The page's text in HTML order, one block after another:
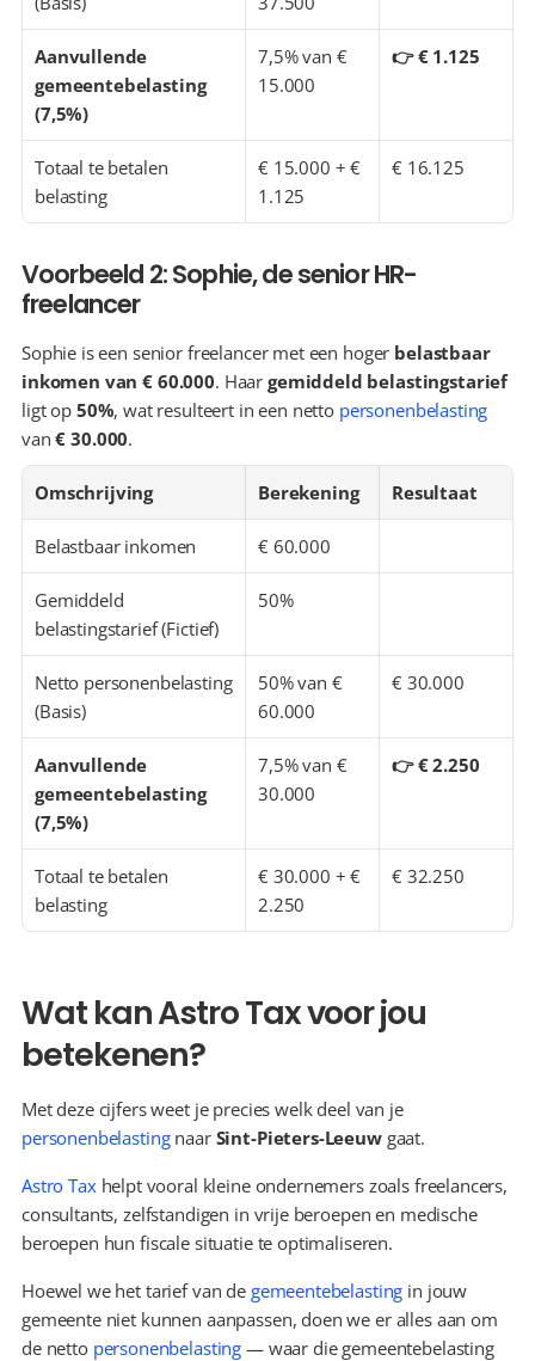
Aanvullende
gemeentebelasting
(7,5%)
7,5% van €
15.000
👉 € 1.125
Totaal te betalen
belasting
€ 15.000 + €
1.125
€ 16.125
Voorbeeld 2: Sophie, de senior HR-
freelancer
Sophie is een senior freelancer met een hoger belastbaar
inkomen van € 60.000. Haar gemiddeld belastingstarief
ligt op 50%, wat resulteert in een netto personenbelasting
van € 30.000.
Omschrijving Berekening Resultaat
Belastbaar inkomen € 60.000
Gemiddeld
belastingstarief (Fictief)
50%
Netto personenbelasting
(Basis)
50% van €
60.000
€ 30.000
Aanvullende
gemeentebelasting
(7,5%)
7,5% van €
30.000
👉 € 2.250
Totaal te betalen
belasting
€ 30.000 + €
2.250
€ 32.250
Wat kan Astro Tax voor jou
betekenen?
Met deze cijfers weet je precies welk deel van je
personenbelasting naar Sint-Pieters-Leeuw gaat.
Astro Tax helpt vooral kleine ondernemers zoals freelancers,
consultants, zelfstandigen in vrije beroepen en medische
beroepen hun fiscale situatie te optimaliseren.
Hoewel we het tarief van de gemeentebelasting in jouw
gemeente niet kunnen aanpassen, doen we er alles aan om
de netto personenbelasting — waar die gemeentebelasting